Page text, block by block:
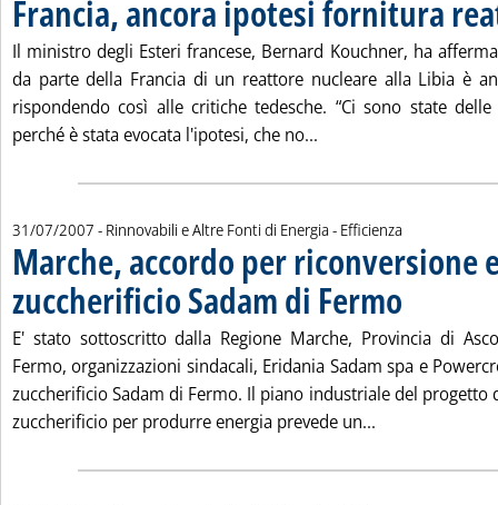
Francia, ancora ipotesi fornitura
Il ministro degli Esteri francese, Bernard Kouchner, ha
da parte della Francia di un reattore nucleare alla Libia è
rispondendo così alle critiche tedesche. “Ci sono state
perché è stata evocata l'ipotesi, che no...
31/07/2007 - Rinnovabili e Altre Fonti di Energia - Efficienza
Marche, accordo per riconversione
zuccherificio Sadam di Fermo
E' stato sottoscritto dalla Regione Marche, Provincia di
Fermo, organizzazioni sindacali, Eridania Sadam spa e
zuccherificio Sadam di Fermo. Il piano industriale del progetto
zuccherificio per produrre energia prevede un...